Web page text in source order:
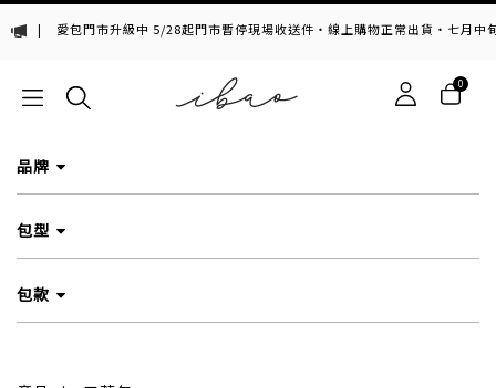
愛包門市升級中 5/28起門市暫停現場收送件・線上購物正常出貨・七月中旬，期
0
品牌
包型
包款